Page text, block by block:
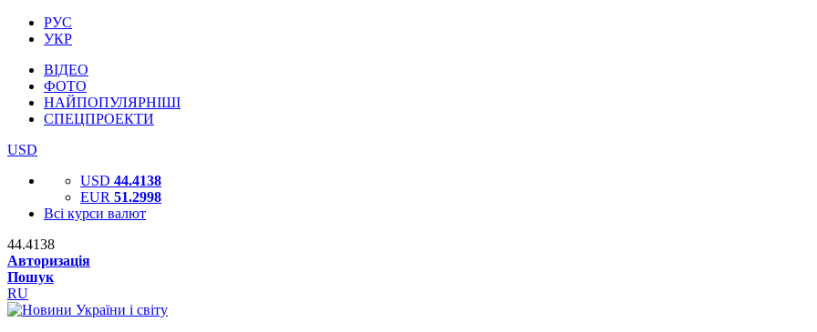
РУС
УКР
ВІДЕО
ФОТО
НАЙПОПУЛЯРНІШІ
СПЕЦПРОЕКТИ
USD
USD 44.4138
EUR 51.2998
Всі курси валют
44.4138
Авторизація
Пошук
RU